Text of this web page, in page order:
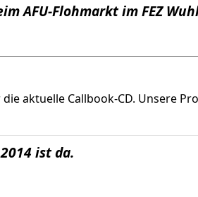
AFU-Flohmarkt im FEZ
aktuelle Callbook-CD. Unsere
ist da.